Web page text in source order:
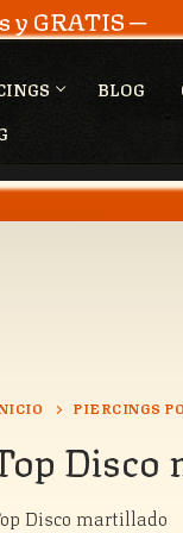
y GRATIS ─
BLOG
PIERCINGS
Disco
Disco martillado